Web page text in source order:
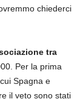
chiederci
tra
Per la prima
Spagna e
il veto sono stati